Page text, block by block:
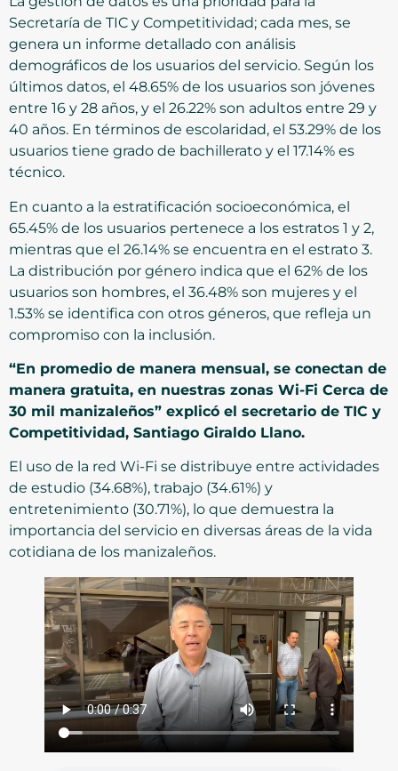
Secretaría de TIC y Competitividad; cada mes, se
genera un informe detallado con análisis
demográficos de los usuarios del servicio. Según los
últimos datos, el 48.65% de los usuarios son jóvenes
entre 16 y 28 años, y el 26.22% son adultos entre 29 y
40 años. En términos de escolaridad, el 53.29% de los
usuarios tiene grado de bachillerato y el 17.14% es
técnico.
En cuanto a la estratificación socioeconómica, el
65.45% de los usuarios pertenece a los estratos 1 y 2,
mientras que el 26.14% se encuentra en el estrato 3.
La distribución por género indica que el 62% de los
usuarios son hombres, el 36.48% son mujeres y el
1.53% se identifica con otros géneros, que refleja un
compromiso con la inclusión.
“En promedio de manera mensual, se conectan de
manera gratuita, en nuestras zonas Wi-Fi Cerca de
30 mil manizaleños” explicó el secretario de TIC y
Competitividad, Santiago Giraldo Llano.
El uso de la red Wi-Fi se distribuye entre actividades
de estudio (34.68%), trabajo (34.61%) y
entretenimiento (30.71%), lo que demuestra la
importancia del servicio en diversas áreas de la vida
cotidiana de los manizaleños.